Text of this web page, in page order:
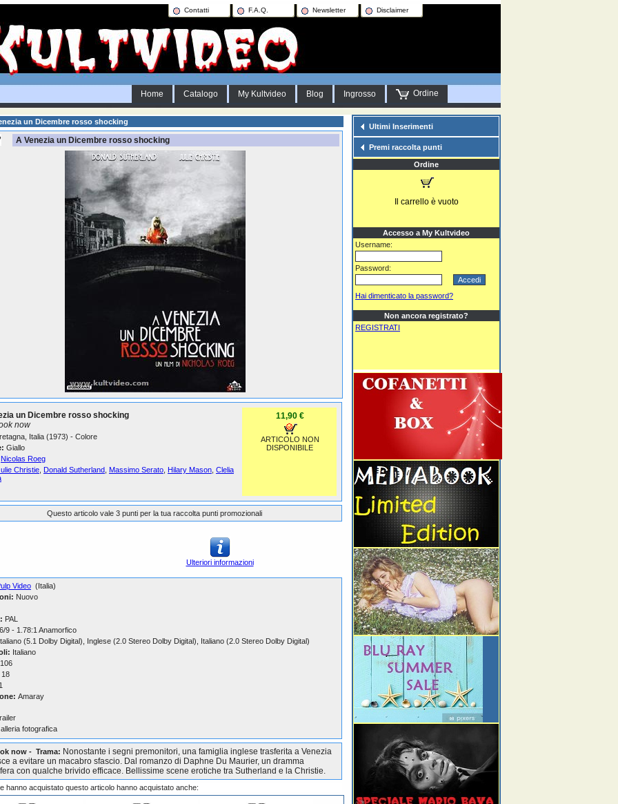
Contatti F.A.Q. Newsletter Disclaimer
Home Catalogo My Kultvideo Blog Ingrosso Ordine
un Dicembre rosso shocking
A Venezia un Dicembre rosso shocking
un Dicembre rosso shocking
now
Italia (1973) - Colore
Giallo
Nicolas Roeg
Christie Donald Sutherland Massimo Serato Hilary Mason Clelia
11,90 €
ARTICOLO NON
DISPONIBILE
Questo articolo vale 3 punti per la tua raccolta punti promozionali
Ulteriori informazioni
Video (Italia)
Nuovo
PAL
9 - 1.78:1 Anamorfico
(5.1 Dolby Digital), Inglese (2.0 Stereo Dolby Digital), Italiano (2.0 Stereo Dolby Digital)
Italiano
18
Amaray
fotografica
now - Trama: Nonostante i segni premonitori, una famiglia inglese trasferita a Venezia
a evitare un macabro sfascio. Dal romanzo di Daphne Du Maurier, un dramma
con qualche brivido efficace. Bellissime scene erotiche tra Sutherland e la Christie.
hanno acquistato questo articolo hanno acquistato anche:
Ultimi Inserimenti
Premi raccolta punti
Ordine
Il carrello è vuoto
Accesso a My Kultvideo
Username:
Password:
Hai dimenticato la password?
Non ancora registrato?
REGISTRATI